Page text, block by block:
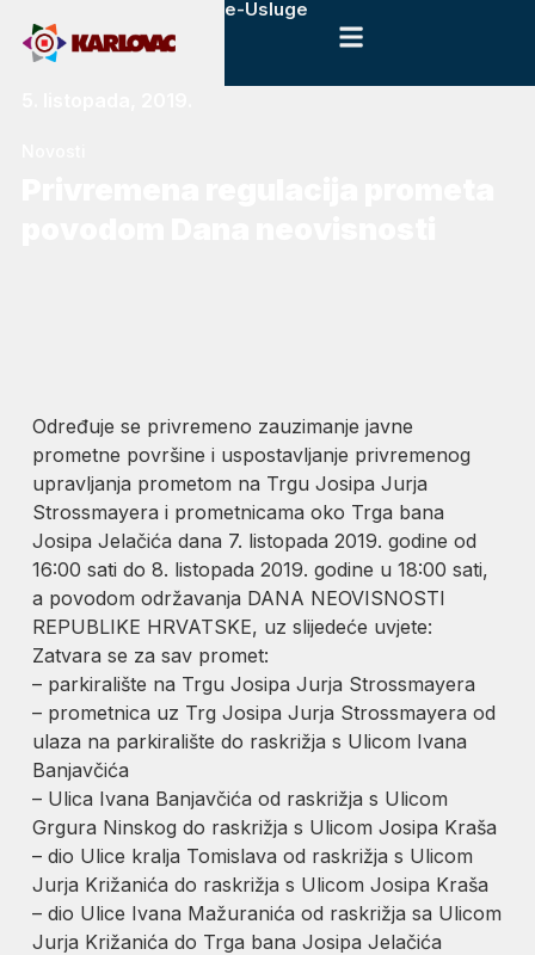
e-Usluge
Određuje se privremeno zauzimanje javne
prometne površine i uspostavljanje privremenog
upravljanja prometom na Trgu Josipa Jurja
Strossmayera i prometnicama oko Trga bana
Josipa Jelačića dana 7. listopada 2019. godine od
16:00 sati do 8. listopada 2019. godine u 18:00 sati,
a povodom održavanja DANA NEOVISNOSTI
REPUBLIKE HRVATSKE, uz slijedeće uvjete:
Zatvara se za sav promet:
– parkiralište na Trgu Josipa Jurja Strossmayera
– prometnica uz Trg Josipa Jurja Strossmayera od
ulaza na parkiralište do raskrižja s Ulicom Ivana
Banjavčića
– Ulica Ivana Banjavčića od raskrižja s Ulicom
Grgura Ninskog do raskrižja s Ulicom Josipa Kraša
– dio Ulice kralja Tomislava od raskrižja s Ulicom
Jurja Križanića do raskrižja s Ulicom Josipa Kraša
– dio Ulice Ivana Mažuranića od raskrižja sa Ulicom
Jurja Križanića do Trga bana Josipa Jelačića